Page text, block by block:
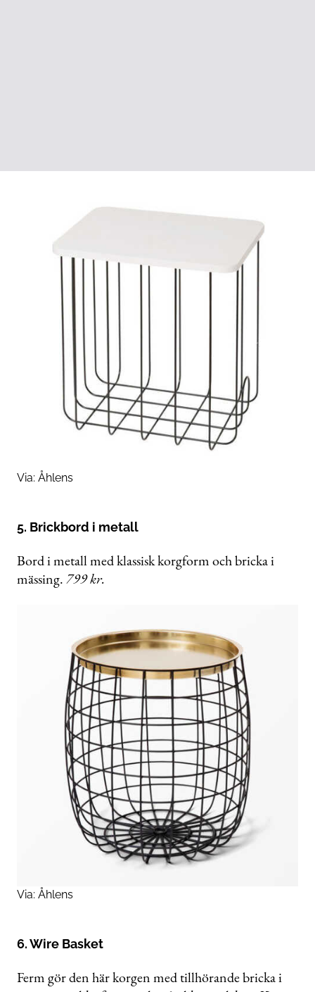
Via: Åhlens
5. Brickbord i metall
Bord i metall med klassisk korgform och bricka i
mässing.799 kr.
Via: Åhlens
6. Wire Basket
Ferm gör den här korgen med tillhörande bricka i